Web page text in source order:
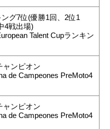
グ7位(優勝1回、2位1
4戦出場)
Talent Cupランキン
ャンピオン
de Campeones PreMoto4
ャンピオン
de Campeones PreMoto4